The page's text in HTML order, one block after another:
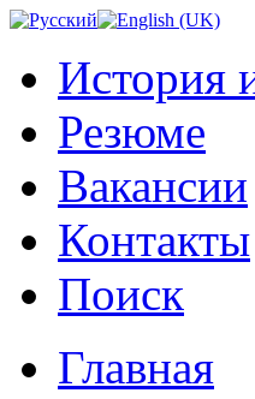
История
Резюме
Вакансии
Контакты
Поиск
Главная